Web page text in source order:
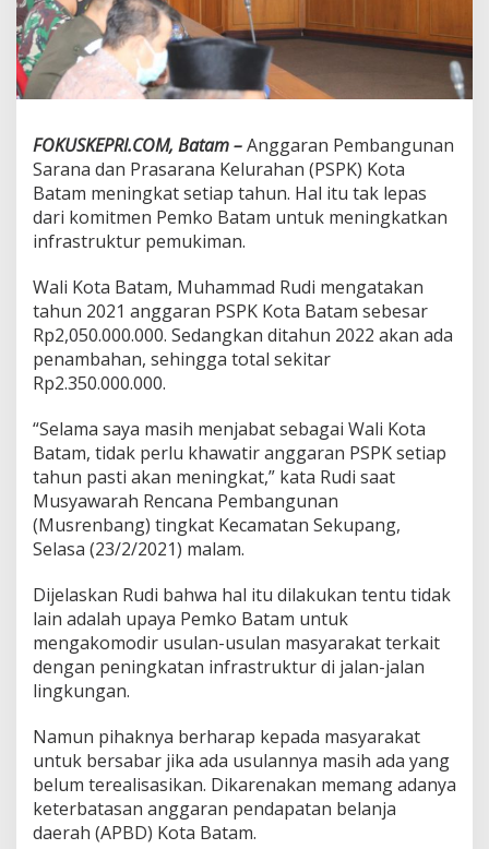
r
P
K
,
W
u
j
u
K
o
m
i
t
n
W
a
i
K
o
T
i
n
g
k
a
n
n
f
FOKUSKEPRI.COM, Batam –Anggaran Pembangunan
Sarana dan Prasarana Kelurahan (PSPK) Kota
Batam meningkat setiap tahun. Hal itu tak lepas
dari komitmen Pemko Batam untuk meningkatkan
infrastruktur pemukiman.
Wali Kota Batam, Muhammad Rudi mengatakan
tahun 2021 anggaran PSPK Kota Batam sebesar
Rp2,050.000.000. Sedangkan ditahun 2022 akan ada
penambahan, sehingga total sekitar
Rp2.350.000.000.
“Selama saya masih menjabat sebagai Wali Kota
Batam, tidak perlu khawatir anggaran PSPK setiap
tahun pasti akan meningkat,” kata Rudi saat
Musyawarah Rencana Pembangunan
(Musrenbang) tingkat Kecamatan Sekupang,
Selasa (23/2/2021) malam.
Dijelaskan Rudi bahwa hal itu dilakukan tentu tidak
lain adalah upaya Pemko Batam untuk
mengakomodir usulan-usulan masyarakat terkait
dengan peningkatan infrastruktur di jalan-jalan
lingkungan.
Namun pihaknya berharap kepada masyarakat
untuk bersabar jika ada usulannya masih ada yang
belum terealisasikan. Dikarenakan memang adanya
keterbatasan anggaran pendapatan belanja
daerah (APBD) Kota Batam.